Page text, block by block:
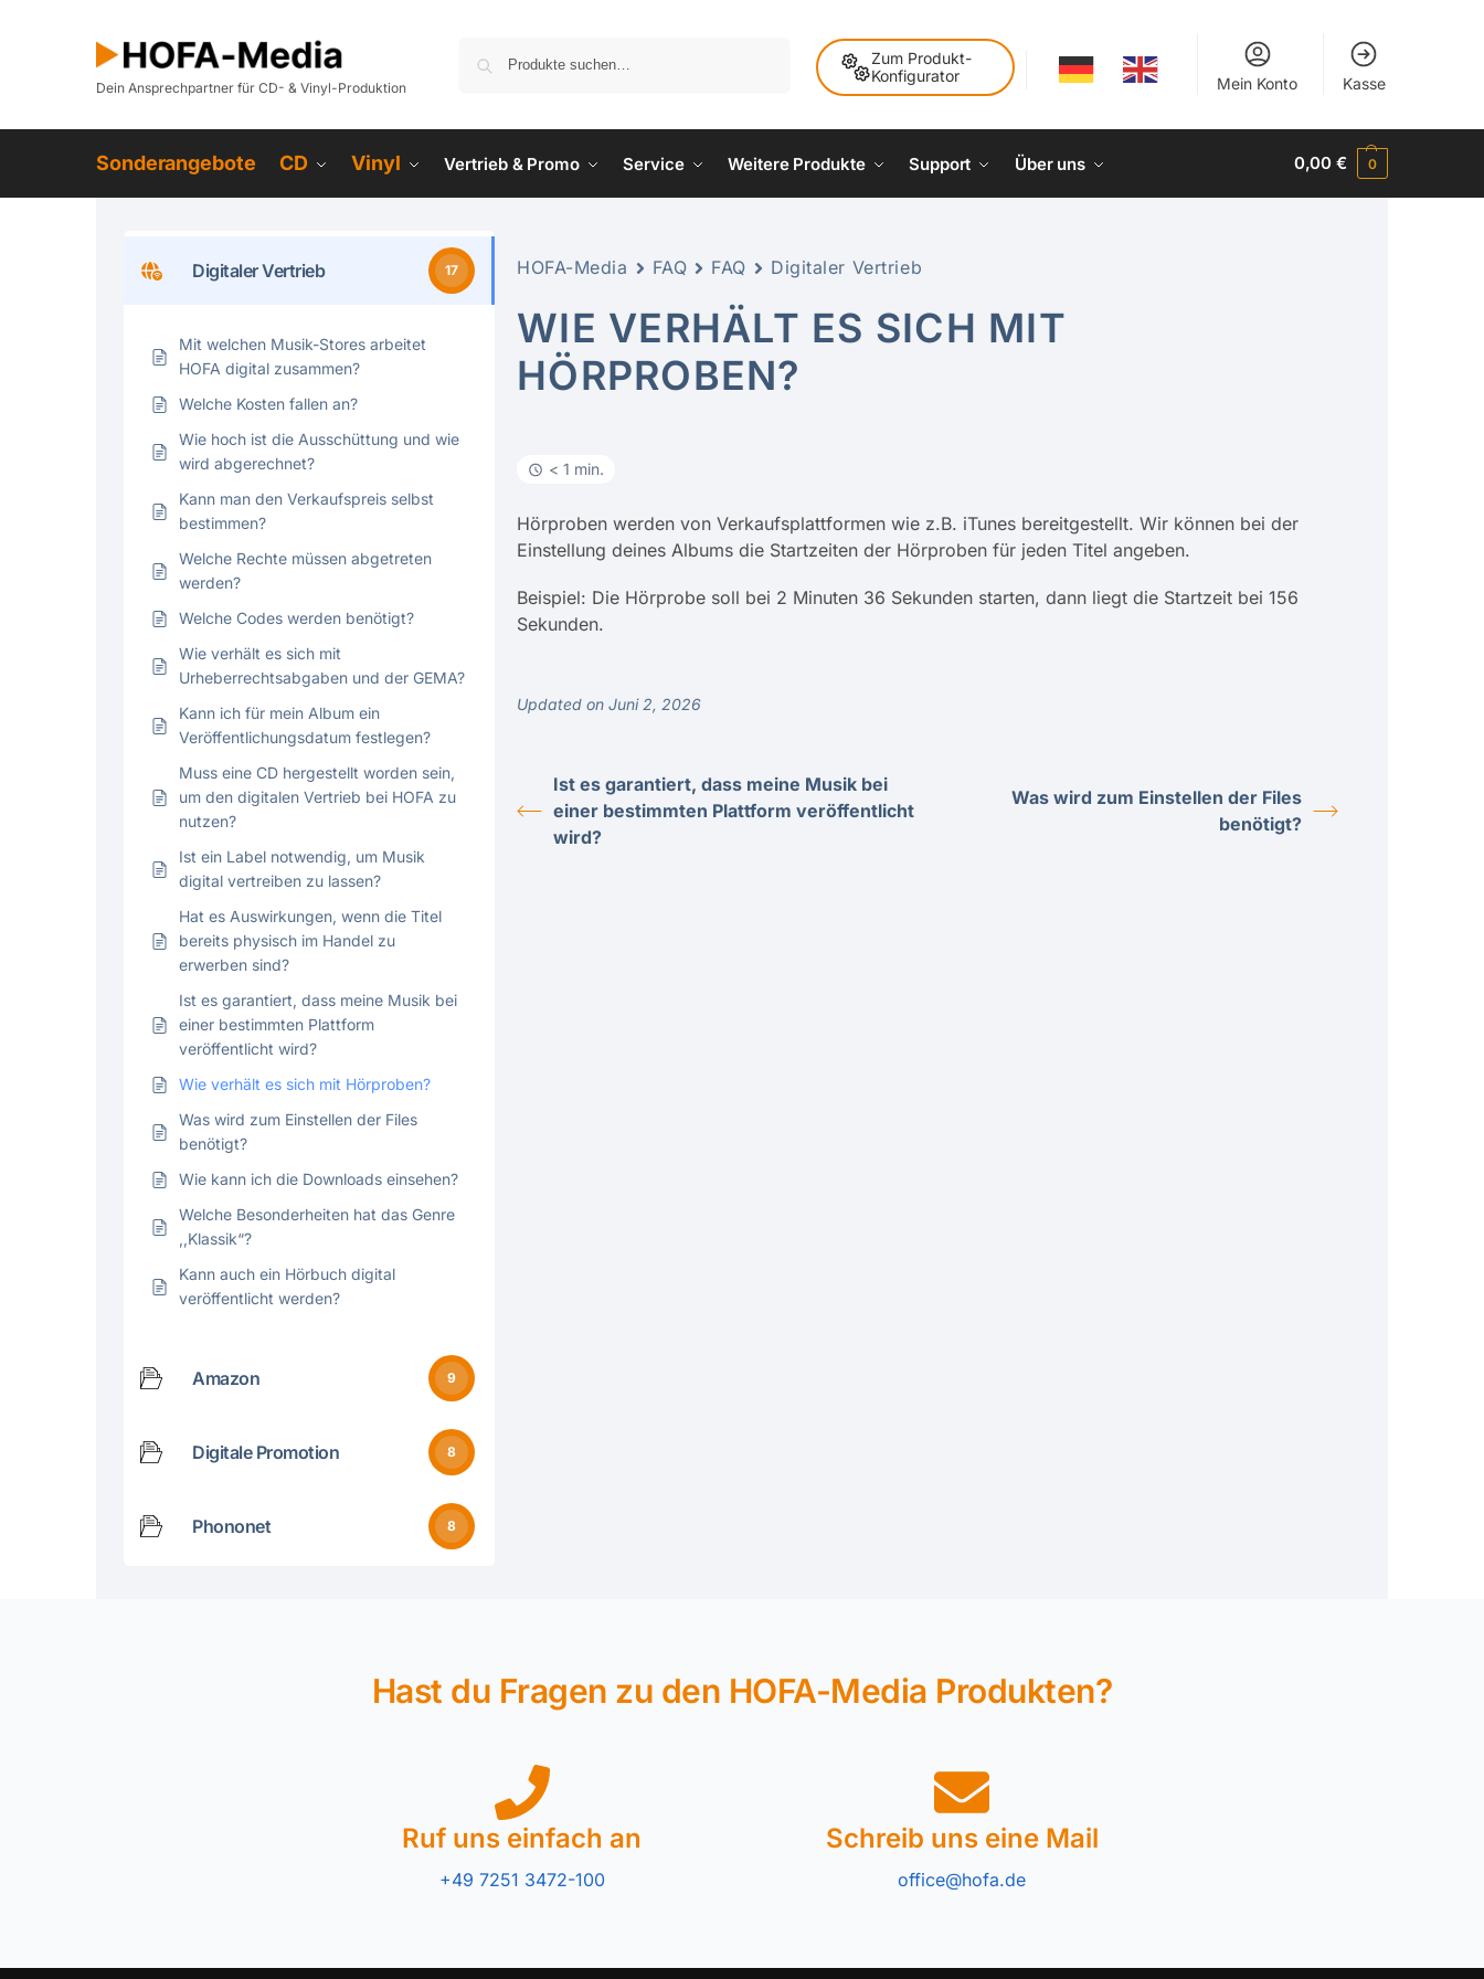
Dein Ansprechpartner für CD- & Vinyl-Produktion
Zum Produkt-
Konfigurator
Mein Konto Kasse
Sonderangebote CD Vinyl Vertrieb & Promo Service Weitere Produkte Support Über uns 0,00€ 0
Digitaler Vertrieb 17
Mit welchen Musik-Stores arbeitet
HOFA digital zusammen?
Welche Kosten fallen an?
Wie hoch ist die Ausschüttung und wie
wird abgerechnet?
Kann man den Verkaufspreis selbst
bestimmen?
Welche Rechte müssen abgetreten
werden?
Welche Codes werden benötigt?
Wie verhält es sich mit
Urheberrechtsabgaben und der GEMA?
Kann ich für mein Album ein
Veröffentlichungsdatum festlegen?
Muss eine CD hergestellt worden sein,
um den digitalen Vertrieb bei HOFA zu
nutzen?
Ist ein Label notwendig, um Musik
digital vertreiben zu lassen?
Hat es Auswirkungen, wenn die Titel
bereits physisch im Handel zu
erwerben sind?
Ist es garantiert, dass meine Musik bei
einer bestimmten Plattform
veröffentlicht wird?
Wie verhält es sich mit Hörproben?
Was wird zum Einstellen der Files
benötigt?
Wie kann ich die Downloads einsehen?
Welche Besonderheiten hat das Genre
,,Klassik“?
Kann auch ein Hörbuch digital
veröffentlicht werden?
Amazon 9
Digitale Promotion 8
Phononet 8
HOFA-Media FAQ FAQ Digitaler Vertrieb
WIE VERHÄLT ES SICH MIT
HÖRPROBEN?
< 1 min.
Hörproben werden von Verkaufsplattformen wie z.B. iTunes bereitgestellt. Wir können bei der
Einstellung deines Albums die Startzeiten der Hörproben für jeden Titel angeben.
Beispiel: Die Hörprobe soll bei 2 Minuten 36 Sekunden starten, dann liegt die Startzeit bei 156
Sekunden.
Updated on Juni 2, 2026
Ist es garantiert, dass meine Musik bei
einer bestimmten Plattform veröffentlicht
wird?
Was wird zum Einstellen der Files
benötigt?
Hast du Fragen zu den HOFA-Media Produkten?
Ruf uns einfach an
+49 7251 3472-100
Schreib uns eine Mail
office@hofa.de